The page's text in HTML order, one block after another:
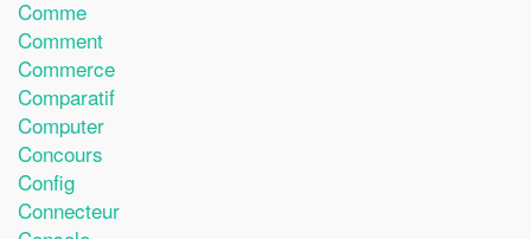
Comme
Comment
Commerce
Comparatif
Computer
Concours
Config
Connecteur